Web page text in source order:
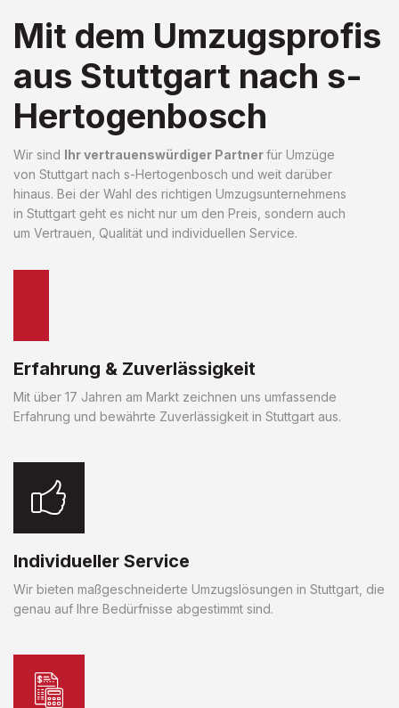
Mit dem Umzugsprofis
aus Stuttgart nach s-
Hertogenbosch
Wir sind Ihr vertrauenswürdiger Partnerfür Umzüge
von Stuttgart nach s-Hertogenbosch und weit darüber
hinaus. Bei der Wahl des richtigen Umzugsunternehmens
in Stuttgart geht es nicht nur um den Preis, sondern auch
um Vertrauen, Qualität und individuellen Service.
Erfahrung & Zuverlässigkeit
Mit über 17 Jahren am Markt zeichnen uns umfassende
Erfahrung und bewährte Zuverlässigkeit in Stuttgart aus.
Individueller Service
Wir bieten maßgeschneiderte Umzugslösungen in Stuttgart, die
genau auf Ihre Bedürfnisse abgestimmt sind.